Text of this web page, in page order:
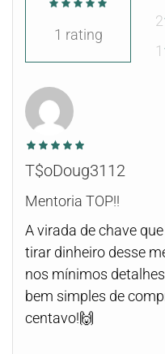
1 rating
2
1
T$oDoug3112
Mentoria TOP!!
A virada de chave
tirar dinheiro desse
nos mínimos
bem simples de
centavo!🙌